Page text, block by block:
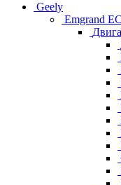
Geely
Emgrand